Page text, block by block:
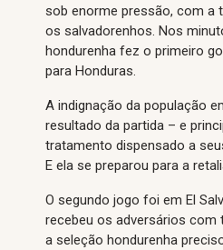
sob enorme pressão, com a
os salvadorenhos. Nos
hondurenha fez o primeiro
para Honduras.
A indignação da população
resultado da partida – e
tratamento dispensado a
E ela se preparou para a
O segundo jogo foi em El
recebeu os adversários com
a seleção hondurenha